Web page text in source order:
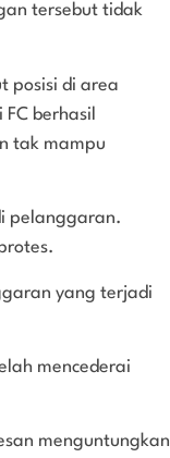
tersebut tidak
posisi di area
berhasil
tak mampu
pelanggaran.
yang terjadi
mencederai
menguntungkan